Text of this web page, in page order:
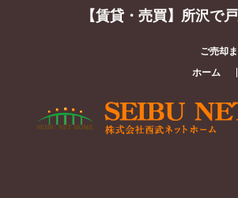
【賃貸・売買】所沢で
ご売却
ホーム